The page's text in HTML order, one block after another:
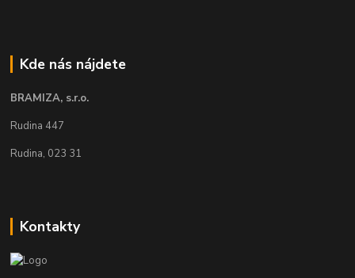
Kde nás nájdete
BRAMIZA, s.r.o.
Rudina 447
Rudina, 023 31
Kontakty